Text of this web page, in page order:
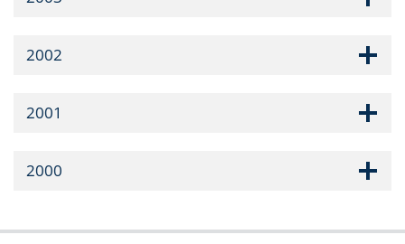
2002
2001
2000